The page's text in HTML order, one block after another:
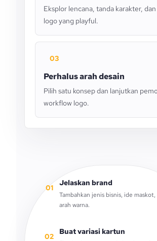
Eksplor lencana, tanda karakter,
logo yang playful.
03
Perhalus arah desain
Pilih satu konsep dan lanjutkan
workflow logo.
01
Jelaskan brand
Tambahkan jenis bisnis, ide
arah warna.
02
Buat variasi kartun